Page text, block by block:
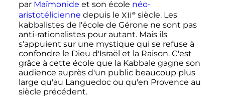
par Maïmonide et son école néo-
aristotélicienne depuis le XIIe siècle. Les
kabbalistes de l'école de Gérone ne sont pas
anti-rationalistes pour autant. Mais ils
s'appuient sur une mystique qui se refuse à
confondre le Dieu d'Israël et la Raison. C'est
grâce à cette école que la Kabbale gagne son
audience auprès d'un public beaucoup plus
large qu'au Languedoc ou qu'en Provence au
siècle précédent.